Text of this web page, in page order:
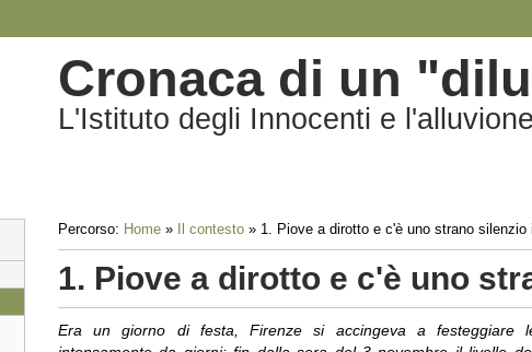
Cronaca di un
L'Istituto degli Innocenti e
Percorso: Home» Il contesto» 1. Piove a dirotto e c'è uno strano silenzio
1. Piove a dirotto e c'è uno
Era un giorno di festa, Firenze si accingeva a festeggiare